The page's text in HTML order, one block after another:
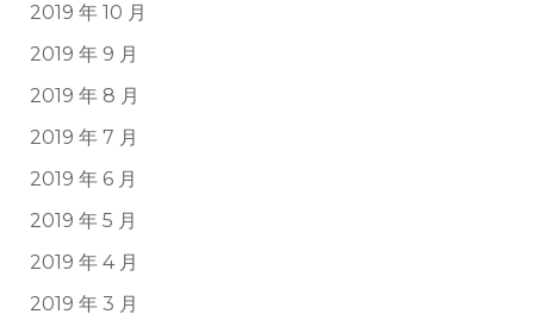
2019 年 10 月
2019 年 9 月
2019 年 8 月
2019 年 7 月
2019 年 6 月
2019 年 5 月
2019 年 4 月
2019 年 3 月